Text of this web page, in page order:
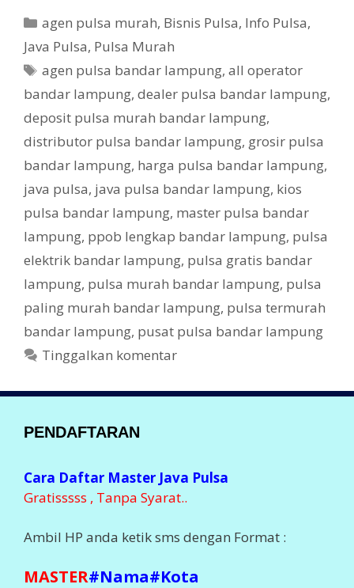
e
b
o
o
k
itt
er
K
a
e
g
o
r
i
agen pulsa murah, Bisnis Pulsa, Info Pulsa,
Java Pulsa, Pulsa Murah
T
a
agen pulsa bandar lampung,all operator
bandar lampung, dealer pulsa bandar lampung,
deposit pulsa murah bandar lampung,
distributor pulsa bandar lampung, grosir pulsa
bandar lampung, harga pulsa bandar lampung,
java pulsa, java pulsa bandar lampung, kios
pulsa bandar lampung, master pulsa bandar
lampung, ppob lengkap bandar lampung, pulsa
elektrik bandar lampung, pulsa gratis bandar
lampung, pulsa murah bandar lampung, pulsa
paling murah bandar lampung, pulsa termurah
bandar lampung, pusat pulsa bandar lampung
Tinggalkan komentar
PENDAFTARAN
Cara Daftar Master Java Pulsa
Gratisssss , Tanpa Syarat..
Ambil HP anda ketik sms dengan Format :
MASTER#Nama#Kota